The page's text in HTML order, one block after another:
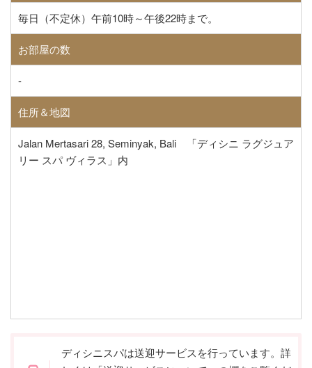
毎日（不定休）午前10時～午後22時まで。
お部屋の数
-
住所＆地図
Jalan Mertasari 28, Seminyak, Bali 「ディシニ ラグジュア
リー スパ ヴィラス」内
ディシニスパは送迎サービスを行っています。詳